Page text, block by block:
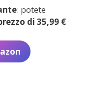
: potete
di 35,99 €